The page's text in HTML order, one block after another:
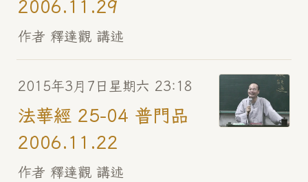
2006.11.29
作者 釋達觀 講述
2015年3月7日星期六 23:18
法華經 25-04 普門品
2006.11.22
作者 釋達觀 講述